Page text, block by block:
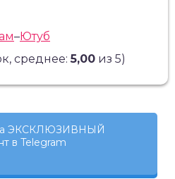
–Ютуб
среднее:5,00 из 5)
ЭКСКЛЮЗИВНЫЙ
в Telegram